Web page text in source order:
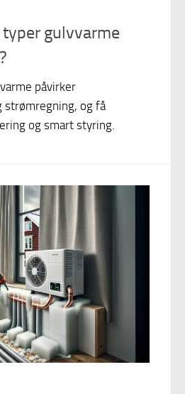
gulvvarme
påvirker
strømregning, og få
og smart styring.